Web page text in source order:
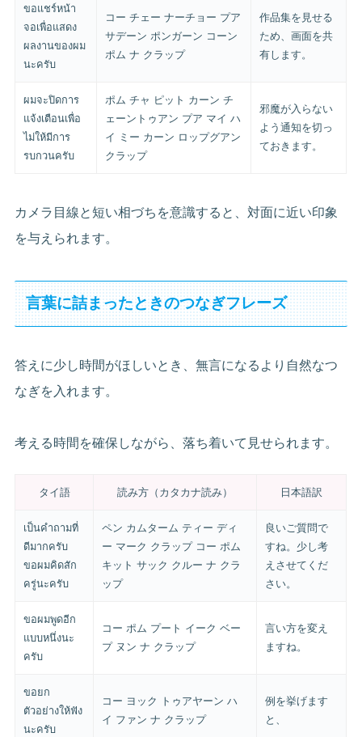
ขอแชร์หน้า
จอเพื่อแสดง
ผลงานของผม
นะครับ
コー チェー ナーチョー プア
サデーン ポンガーン コーン
ポム ナ クラップ
作品集を見せる
ため、画面を共
有します。
ผมจะปิดการ
แจ้งเตือนเพื่อ
ไม่ให้มีการ
รบกวนครับ
ポム チャ ピット カーン チ
ェーントゥアン プア マイ ハ
イ ミー カーン ロップグアン
クラップ
邪魔が入らない
よう通知を切っ
ておきます。
カメラ目線と短い相づちを意識すると、対面に近い印象
を与えられます。
言葉に詰まったときのつなぎフレーズ
答えに少し時間がほしいとき、無言になるより自然なつ
なぎを入れます。
考える時間を確保しながら、落ち着いて見せられます。
タイ語 読み方（カタカナ読み） 日本語訳
เป็นคำถามที่
ดีมากครับ
ขอผมคิดสัก
ครู่นะครับ
ペン カムターム ティー ディ
ー マーク クラップ コー ポム
キット サック クルー ナ クラ
ップ
良いご質問で
すね。少し考
えさせてくだ
さい。
ขอผมพูดอีก
แบบหนึ่งนะ
ครับ
コー ポム プート イーク ベー
プ ヌン ナ クラップ
言い方を変え
ますね。
ขอยก
ตัวอย่างให้ฟัง
นะครับ
コー ヨック トゥアヤーン ハ
イ ファン ナ クラップ
例を挙げます
と、